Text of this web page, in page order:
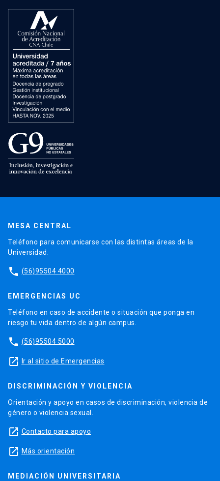
MESA CENTRAL
Teléfono para comunicarse con las distintas áreas de la
Universidad.
phone (56)95504 4000
EMERGENCIAS UC
Teléfono en caso de accidente o situación que ponga en
riesgo tu vida dentro de algún campus.
phone (56)95504 5000
launch Ir al sitio de Emergencias
DISCRIMINACIÓN Y VIOLENCIA
Orientación y apoyo en casos de discriminación, violencia de
género o violencia sexual.
launch Contacto para apoyo
launch Más orientación
MEDIACIÓN UNIVERSITARIA